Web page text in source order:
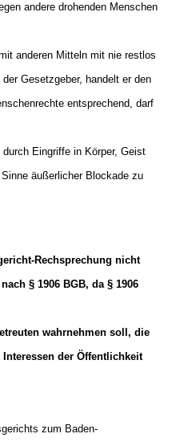
andere drohenden Menschen
anderen Mitteln mit nie restlos
Gesetzgeber, handelt er den
entsprechend, darf
Eingriffe in Körper, Geist
äußerlicher Blockade zu
Rechsprechung nicht
§ 1906 BGB, da § 1906
wahrnehmen soll, die
der Öffentlichkeit
zum Baden-